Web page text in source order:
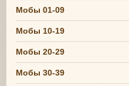
Мобы 01-09
Мобы 10-19
Мобы 20-29
Мобы 30-39